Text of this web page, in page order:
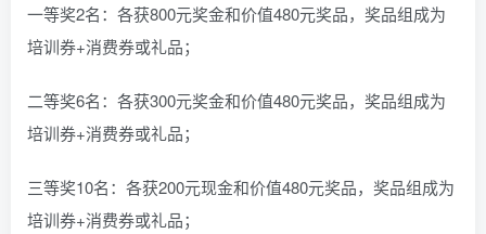
一等奖2名：各获800元奖金和价值480元奖品，奖品组成为
培训券+消费券或礼品；
二等奖6名：各获300元奖金和价值480元奖品，奖品组成为
培训券+消费券或礼品；
三等奖10名：各获200元现金和价值480元奖品，奖品组成为
培训券+消费券或礼品；